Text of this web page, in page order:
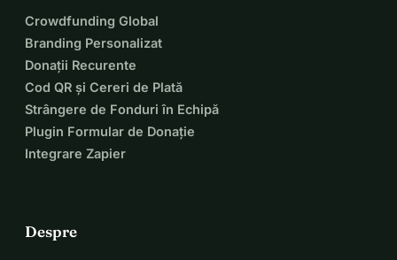
Crowdfunding Global
Branding Personalizat
Donații Recurente
Cod QR și Cereri de Plată
Strângere de Fonduri în Echipă
Plugin Formular de Donație
Integrare Zapier
Despre